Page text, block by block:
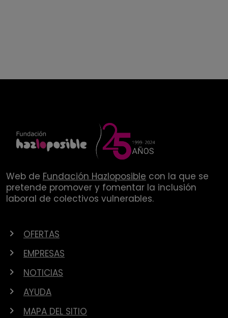
Web de Fundación Hazloposible con la que se
pretende promover y fomentar la inclusión
laboral de colectivos vulnerables.
OFERTAS
EMPRESAS
NOTICIAS
AYUDA
MAPA DEL SITIO